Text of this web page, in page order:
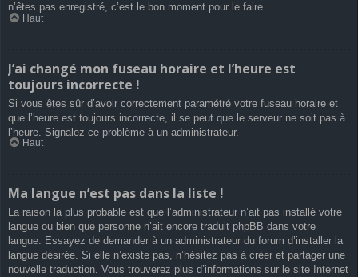
n’êtes pas enregistré, c’est le bon moment pour le faire.
Haut
J’ai changé mon fuseau horaire et l’heure est
toujours incorrecte !
Si vous êtes sûr d’avoir correctement paramétré votre fuseau horaire et
que l’heure est toujours incorrecte, il se peut que le serveur ne soit pas à
l’heure. Signalez ce problème à un administrateur.
Haut
Ma langue n’est pas dans la liste !
La raison la plus probable est que l’administrateur n’ait pas installé votre
langue ou bien que personne n’ait encore traduit phpBB dans votre
langue. Essayez de demander à un administrateur du forum d’installer la
langue désirée. Si elle n’existe pas, n’hésitez pas à créer et partager une
nouvelle traduction. Vous trouverez plus d’informations sur le site Internet